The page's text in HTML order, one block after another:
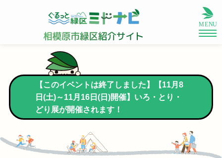
【このイベントは終了しました】【11月8
日(土)～11月16日(日)開催】いろ・とり・
どり展が開催されます！